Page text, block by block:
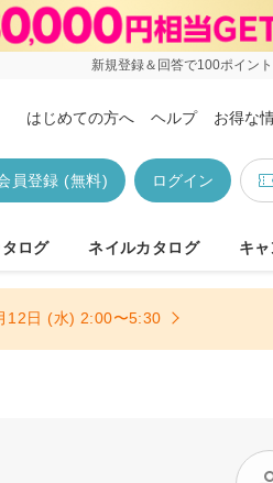
新規登録＆回答で100ポイン
はじめての方へ ヘルプ お得な
ログイン
員登録 (無料)
ログ ネイルカタログ キ
12日 (水) 2:00〜5:30